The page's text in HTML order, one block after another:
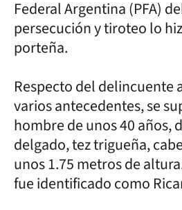
Federal Argentina (PFA)
persecución y tiroteo lo
porteña.
Respecto del delincuente
varios antecedentes, se
hombre de unos 40 años,
delgado, tez trigueña,
unos 1.75 metros de
fue identificado como